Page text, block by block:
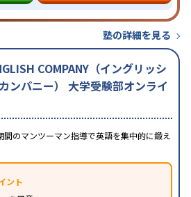
塾の詳細を見る
COMPANY（イングリッシ
ンパニー） 大学受験部オンライ
間のマンツーマン指導で英語を集中的に鍛え
ント